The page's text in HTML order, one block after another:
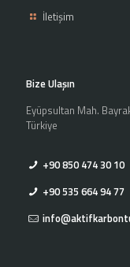
İletişim
Bize Ulaşın
Eyüpsultan Mah.
Türkiye
+90 850 474 30 10
+90 535 664 94 77